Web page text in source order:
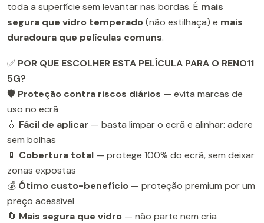
toda a superfície sem levantar nas bordas. É mais
segura que vidro temperado(não estilhaça) e mais
duradoura que películas comuns.
✅ POR QUE ESCOLHER ESTA PELÍCULA PARA O RENO11
5G?
🛡️ Proteção contra riscos diários — evita marcas de
uso no ecrã
💧 Fácil de aplicar — basta limpar o ecrã e alinhar: adere
sem bolhas
📱 Cobertura total — protege 100% do ecrã, sem deixar
zonas expostas
💰 Ótimo custo-benefício — proteção premium por um
preço acessível
🔄 Mais segura que vidro — não parte nem cria